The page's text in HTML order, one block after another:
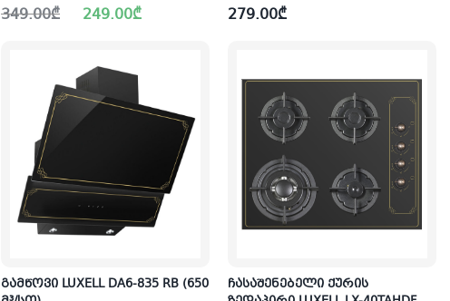
349.00₾
Original 249.00₾
Current 279.00₾
გამწოვი LUXELL DA6-835 RB (650
ჩასაშენებელი ქურის